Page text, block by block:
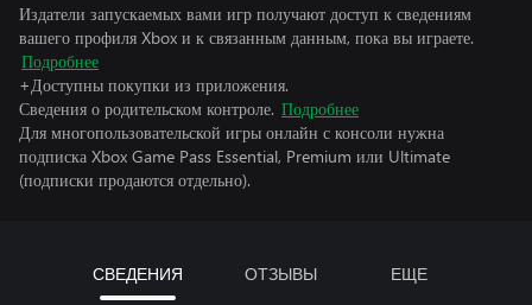
Издатели запускаемых вами игр получают доступ к сведениям
вашего профиля Xbox и к связанным данным, пока вы играете.
Подробнее
+Доступны покупки из приложения.
Сведения о родительском контроле. Подробнее
Для многопользовательской игры онлайн с консоли нужна
подписка Xbox Game Pass Essential, Premium или Ultimate
(подписки продаются отдельно).
СВЕДЕНИЯ ОТЗЫВЫ ЕЩЕ